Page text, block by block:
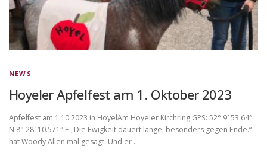
NEWS
Hoyeler Apfelfest am 1. Oktober 2023
Apfelfest am 1.10.2023 in HoyelAm Hoyeler Kirchring GPS: 52° 9′ 53.64″
N 8° 28′ 10.571″ E „Die Ewigkeit dauert lange, besonders gegen Ende.“
hat Woody Allen mal gesagt. Und er …